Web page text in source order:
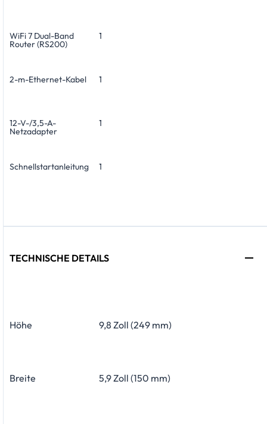
WiFi 7 Dual-Band
Router (RS200)
1
2-m-Ethernet-Kabel 1
12-V-/3,5-A-
Netzadapter
1
Schnellstartanleitung 1
TECHNISCHE DETAILS
Höhe 9,8 Zoll (249 mm)
Breite 5,9 Zoll (150 mm)